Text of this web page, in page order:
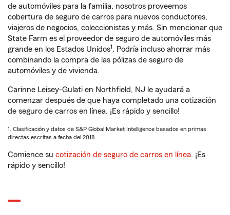
de automóviles para la familia, nosotros proveemos
cobertura de seguro de carros para nuevos conductores,
viajeros de negocios, coleccionistas y más. Sin mencionar que
State Farm es el proveedor de seguro de automóviles más
grande en los Estados Unidos1. Podría incluso ahorrar más
combinando la compra de las pólizas de seguro de
automóviles y de vivienda.
Carinne Leisey-Gulati en Northfield, NJ le ayudará a
comenzar después de que haya completado una cotización
de seguro de carros en línea. ¡Es rápido y sencillo!
1. Clasificación y datos de S&P Global Market Intelligence basados en primas
directas escritas a fecha del 2018.
Comience su cotización de seguro de carros en línea. ¡Es
rápido y sencillo!